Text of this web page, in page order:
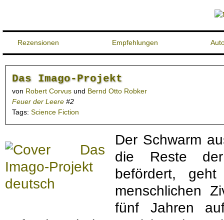
Rezensionen Empfehlungen
Das Imago-Projekt
von Robert Corvus und Bernd Otto Robker
Feuer der Leere #2
Tags: Science Fiction
Der Schwarm
die Reste
befördert,
menschlichen
fünf Jahren